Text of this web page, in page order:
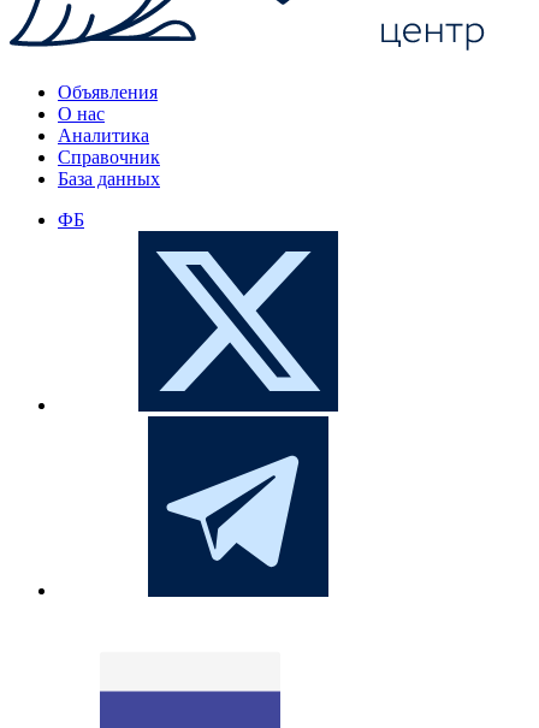
Объявления
О нас
Аналитика
Справочник
База данных
ФБ